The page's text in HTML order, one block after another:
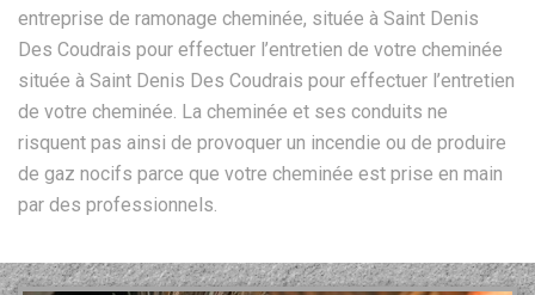
entreprise de ramonage cheminée, située à Saint Denis
Des Coudrais pour effectuer l’entretien de votre cheminée
située à Saint Denis Des Coudrais pour effectuer l’entretien
de votre cheminée. La cheminée et ses conduits ne
risquent pas ainsi de provoquer un incendie ou de produire
de gaz nocifs parce que votre cheminée est prise en main
par des professionnels.